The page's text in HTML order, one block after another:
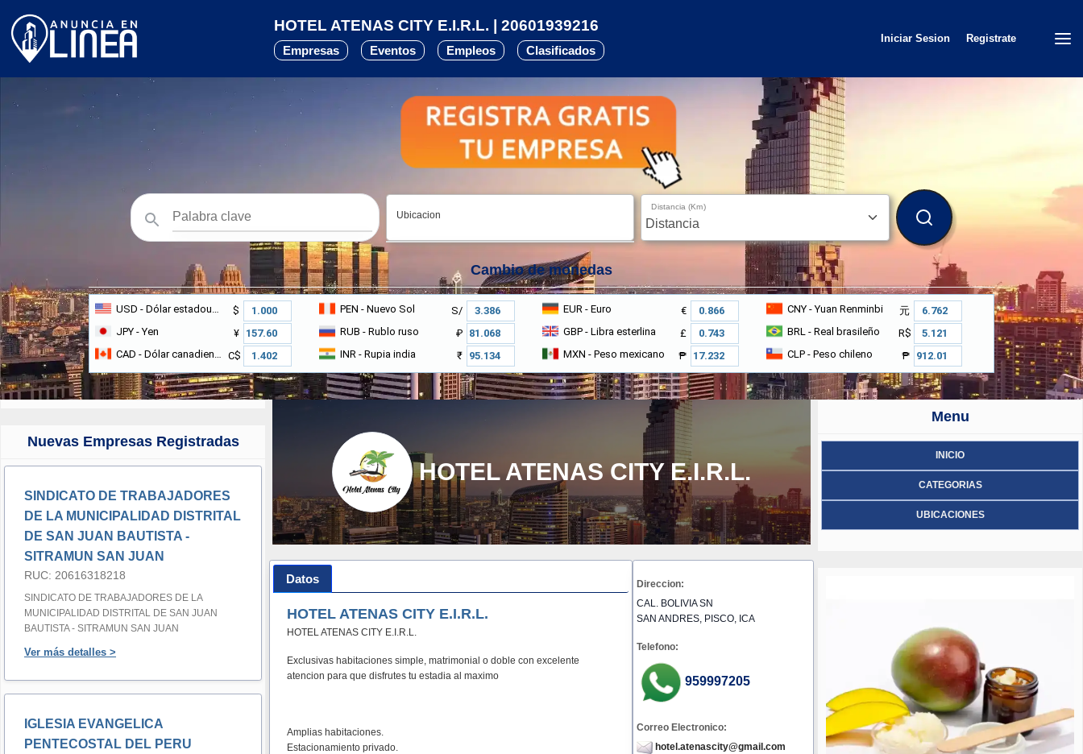
HOTEL ATENAS CITY E.I.R.L. | 20601939216
Empresas Eventos Empleos Clasificados
Iniciar Sesion Registrate
Ubicacion
Distancia (Km)
BUSCAR
Cambio de monedas
USD - Dólar estadounidense $ PEN - Nuevo Sol S/ EUR - Euro € CNY- Yuan Renminbi
元
JPY - Yen ¥ RUB - Rublo ruso ₽ GBP - Libra esterlina £ BRL - Real brasileño
R$
CAD - Dólar canadiense C$ INR - Rupia india ₹ MXN - Peso mexicano ₱ CLP- Peso chileno ₱
Nuevas Empresas Registradas
SINDICATO DE TRABAJADORES
DE LA MUNICIPALIDAD DISTRITAL
DE SAN JUAN BAUTISTA -
SITRAMUN SAN JUAN
RUC: 20616318218
SINDICATO DE TRABAJADORES DE LA
MUNICIPALIDAD DISTRITAL DE SAN JUAN
BAUTISTA - SITRAMUN SAN JUAN
Ver más detalles >
IGLESIA EVANGELICA
PENTECOSTAL DEL PERU
HOTEL ATENAS CITY E.I.R.L.
Datos
HOTEL ATENAS CITY E.I.R.L.
HOTEL ATENAS CITY E.I.R.L.
Exclusivas habitaciones simple, matrimonial o doble con excelente
atencion para que disfrutes tu estadia al maximo
Amplias habitaciones.
Estacionamiento privado.
Direccion:
CAL. BOLIVIA SN
SAN ANDRES, PISCO, ICA
Telefono:
959997205
Correo Electronico:
hotel.atenascity@gmail.com
Menu
INICIO
CATEGORIAS
UBICACIONES